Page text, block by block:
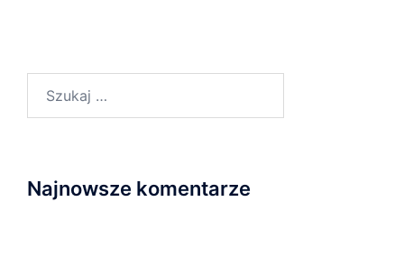
Najnowsze komentarze